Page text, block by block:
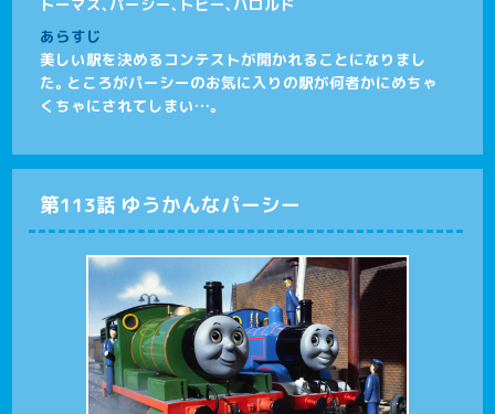
あらすじ
美しい駅を決めるコンテストが開かれることになりまし
た。ところがパーシーのお気に入りの駅が何者かにめちゃ
くちゃにされてしまい…。
第113話 ゆうかんなパーシー